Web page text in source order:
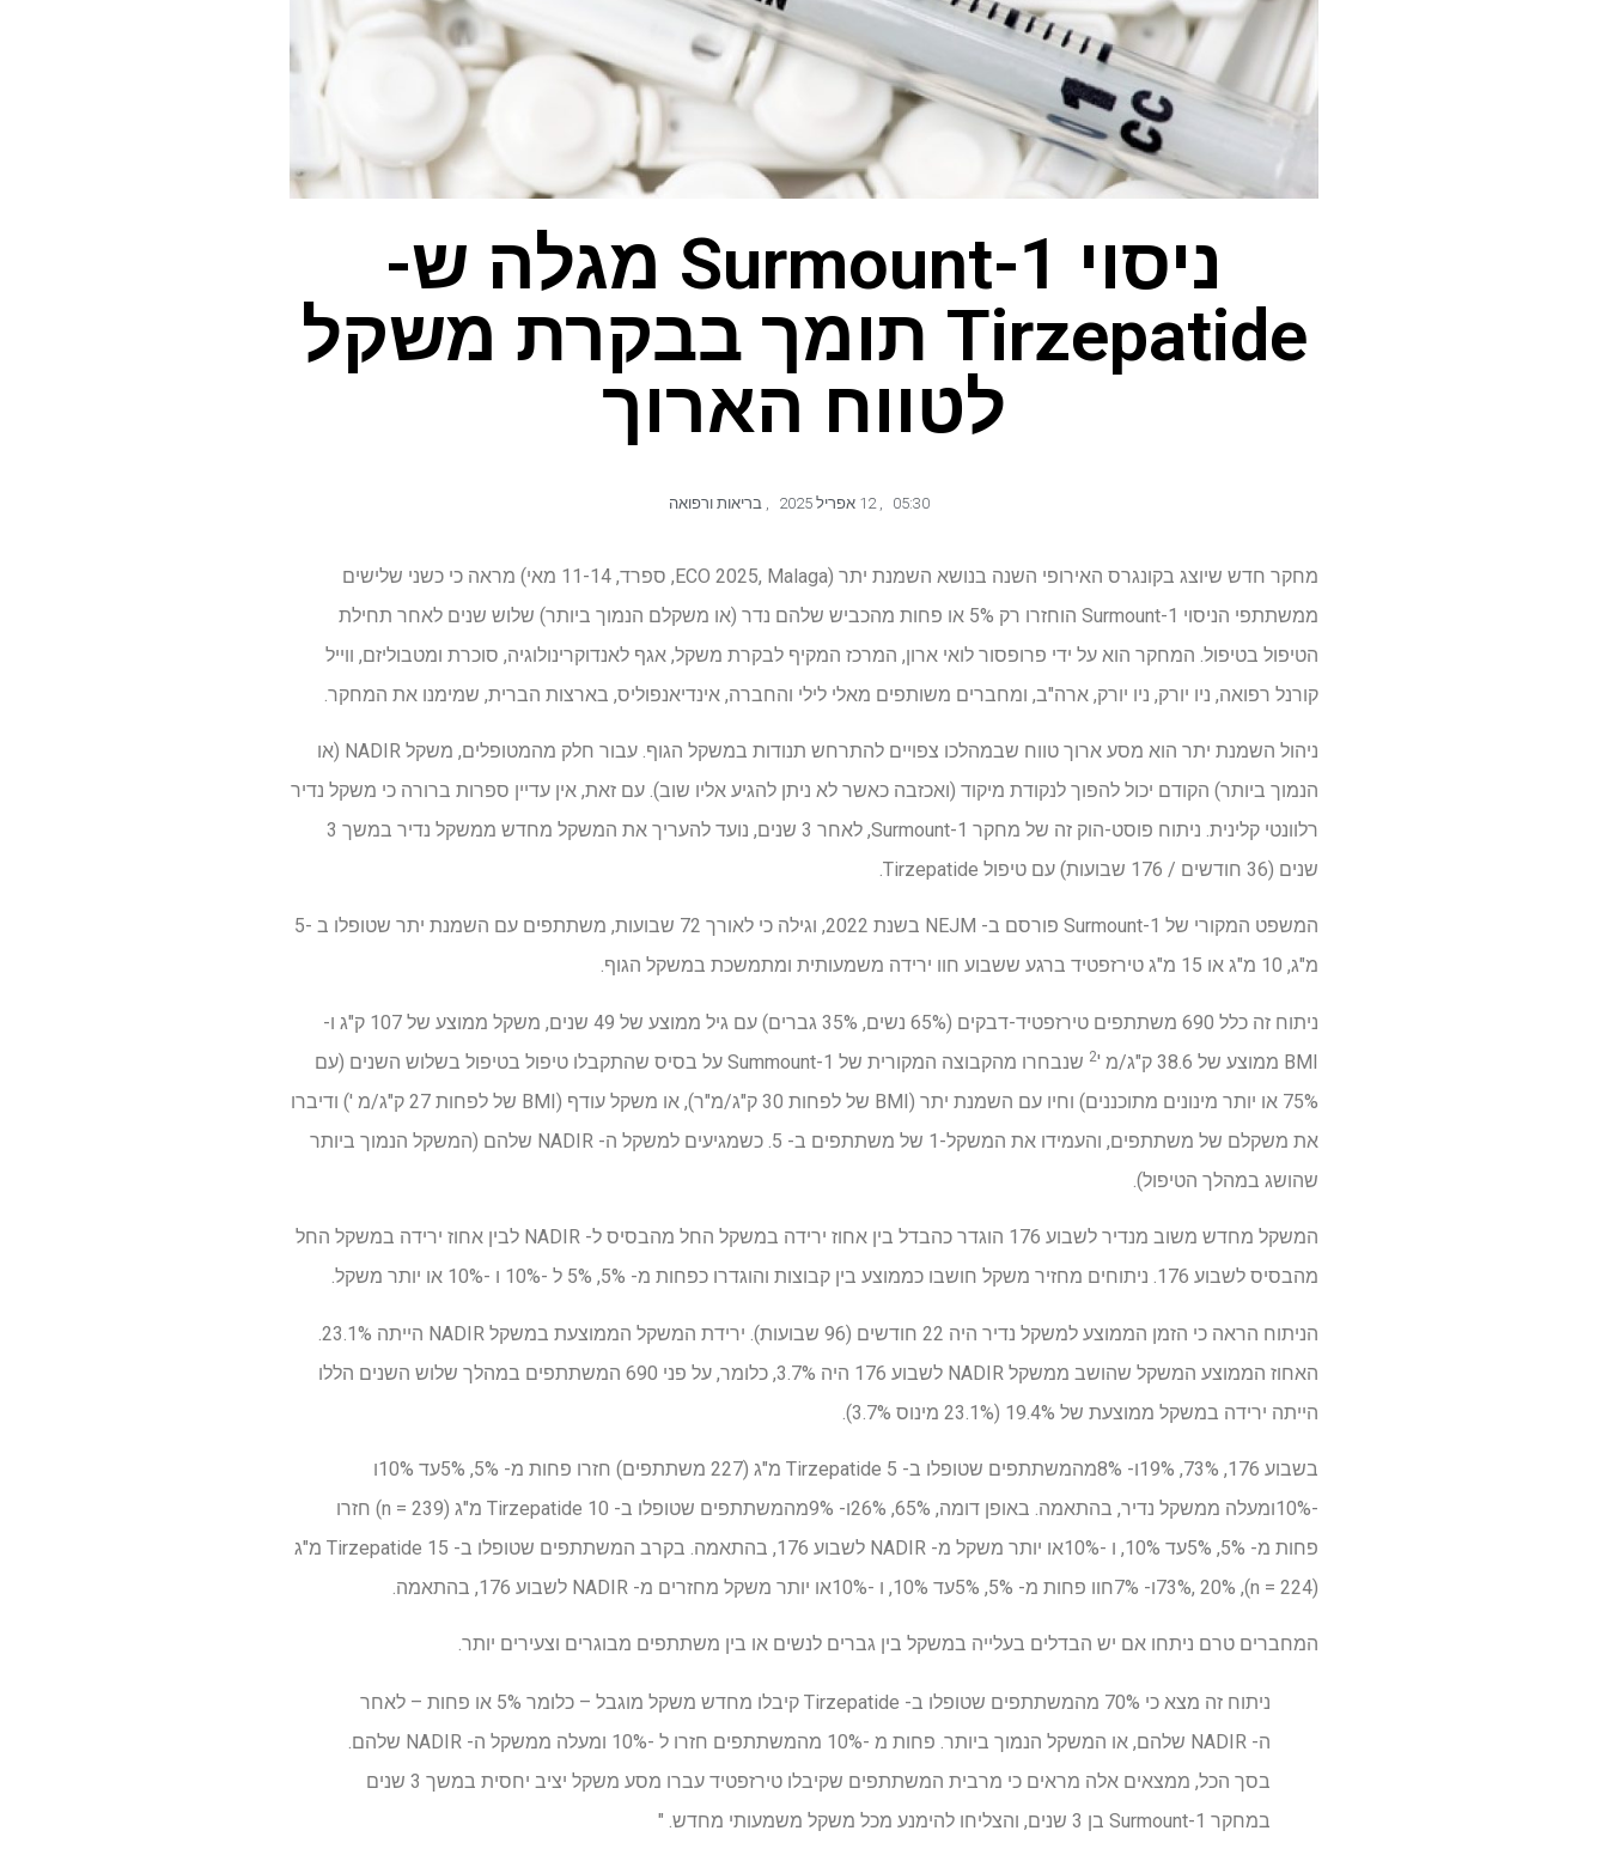
ניסוי Surmount-1 מגלה ש-
Tirzepatide תומך בבקרת משקל
לטווח הארוך
05:30
, 12 אפריל 2025 , בריאות ורפואה
מחקר חדש שיוצג בקונגרס האירופי השנה בנושא השמנת יתר (ECO 2025, Malaga, ספרד, 11-14 מאי) מראה כי כשני שלישים
ממשתתפי הניסוי Surmount-1 הוחזרו רק 5% או פחות מהכביש שלהם נדר (או משקלם הנמוך ביותר) שלוש שנים לאחר תחילת
הטיפול בטיפול. המחקר הוא על ידי פרופסור לואי ארון, המרכז המקיף לבקרת משקל, אגף לאנדוקרינולוגיה, סוכרת ומטבוליזם, ווייל
קורנל רפואה, ניו יורק, ניו יורק, ארה"ב, ומחברים משותפים מאלי לילי והחברה, אינדיאנפוליס, בארצות הברית, שמימנו את המחקר.
ניהול השמנת יתר הוא מסע ארוך טווח שבמהלכו צפויים להתרחש תנודות במשקל הגוף. עבור חלק מהמטופלים, משקל NADIR (או
הנמוך ביותר) הקודם יכול להפוך לנקודת מיקוד (ואכזבה כאשר לא ניתן להגיע אליו שוב). עם זאת, אין עדיין ספרות ברורה כי משקל נדיר
רלוונטי קלינית. ניתוח פוסט-הוק זה של מחקר Surmount-1, לאחר 3 שנים, נועד להעריך את המשקל מחדש ממשקל נדיר במשך 3
שנים (36 חודשים / 176 שבועות) עם טיפול Tirzepatide.
המשפט המקורי של Surmount-1 פורסם ב- NEJM בשנת 2022, וגילה כי לאורך 72 שבועות, משתתפים עם השמנת יתר שטופלו ב -5
מ"ג, 10 מ"ג או 15 מ"ג טירזפטיד ברגע ששבוע חוו ירידה משמעותית ומתמשכת במשקל הגוף.
ניתוח זה כלל 690 משתתפים טירזפטיד-דבקים (65% נשים, 35% גברים) עם גיל ממוצע של 49 שנים, משקל ממוצע של 107 ק"ג ו-
BMI ממוצע של 38.6 ק"ג/מ '
2
שנבחרו מהקבוצה המקורית של Summount-1 על בסיס שהתקבלו טיפול בטיפול בשלוש השנים (עם
75% או יותר מינונים מתוכננים) וחיו עם השמנת יתר (BMI של לפחות 30 ק"ג/מ"ר), או משקל עודף (BMI של לפחות 27 ק"ג/מ ') ודיברו
את משקלם של משתתפים, והעמידו את המשקל-1 של משתתפים ב- 5. כשמגיעים למשקל ה- NADIR שלהם (המשקל הנמוך ביותר
שהושג במהלך הטיפול).
המשקל מחדש משוב מנדיר לשבוע 176 הוגדר כהבדל בין אחוז ירידה במשקל החל מהבסיס ל- NADIR לבין אחוז ירידה במשקל החל
מהבסיס לשבוע 176. ניתוחים מחזיר משקל חושבו כממוצע בין קבוצות והוגדרו כפחות מ- 5%, 5% ל -10% ו -10% או יותר משקל.
האחוז הממוצע המשקל שהושב ממשקל NADIR לשבוע 176 היה 3.7%, כלומר, על פני 690 המשתתפים במהלך שלוש השנים הללו
הייתה ירידה במשקל ממוצעת של 19.4% (23.1% מינוס 3.7%).
בשבוע 176, 73%, 19%ו- 8%מהמשתתפים שטופלו ב- Tirzepatide 5 מ"ג (227 משתתפים) חזרו פחות מ- 5%, 5%עד 10%ו
-10%ומעלה ממשקל נדיר, בהתאמה. באופן דומה, 65%, 26%ו- 9%מהמשתתפים שטופלו ב- Tirzepatide 10 מ"ג (n = 239) חזרו
פחות מ- 5%, 5%עד 10%, ו -10%או יותר משקל מ- NADIR לשבוע 176, בהתאמה. בקרב המשתתפים שטופלו ב- Tirzepatide 15 מ"ג
(n = 224), 73%, 20%ו- 7%חוו פחות מ- 5%, 5%עד 10%, ו -10%או יותר משקל מחזרים מ- NADIR לשבוע 176, בהתאמה.
המחברים טרם ניתחו אם יש הבדלים בעלייה במשקל בין גברים לנשים או בין משתתפים מבוגרים וצעירים יותר.
ניתוח זה מצא כי 70% מהמשתתפים שטופלו ב- Tirzepatide קיבלו מחדש משקל מוגבל – כלומר 5% או פחות – לאחר
ה- NADIR שלהם, או המשקל הנמוך ביותר. פחות מ -10% מהמשתתפים חזרו ל -10% ומעלה ממשקל ה- NADIR שלהם.
בסך הכל, ממצאים אלה מראים כי מרבית המשתתפים שקיבלו טירזפטיד עברו מסע משקל יציב יחסית במשך 3 שנים
במחקר Surmount-1 בן 3 שנים, והצליחו להימנע מכל משקל משמעותי מחדש. "